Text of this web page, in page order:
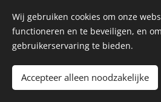
Toevoegen aan de
Cookies
Wij gebruiken cookies om onze
functioneren en te beveiligen, en
gebruikerservaring te bieden.
Accepteer alleen noodzakelijke